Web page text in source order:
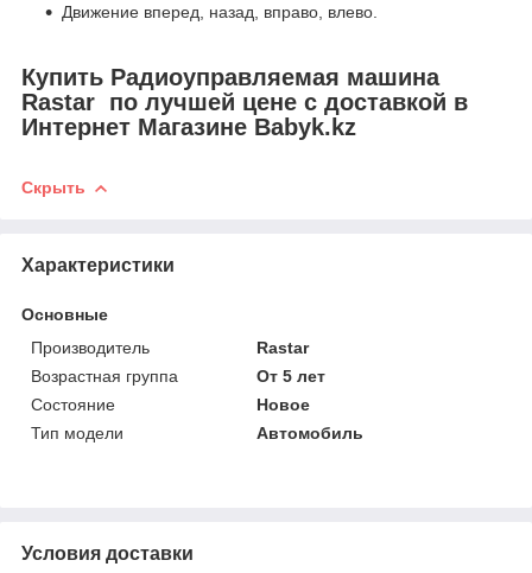
Движение вперед, назад, вправо, влево.
Купить Радиоуправляемая машина
Rastar по лучшей цене с доставкой в
Интернет Магазине Babyk.kz
Скрыть
Характеристики
Основные
Производитель
Rastar
Возрастная группа
От 5 лет
Состояние
Новое
Тип модели
Автомобиль
Условия доставки